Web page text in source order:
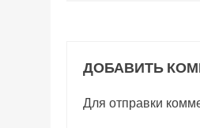
ДОБАВИТЬ
Для отправки